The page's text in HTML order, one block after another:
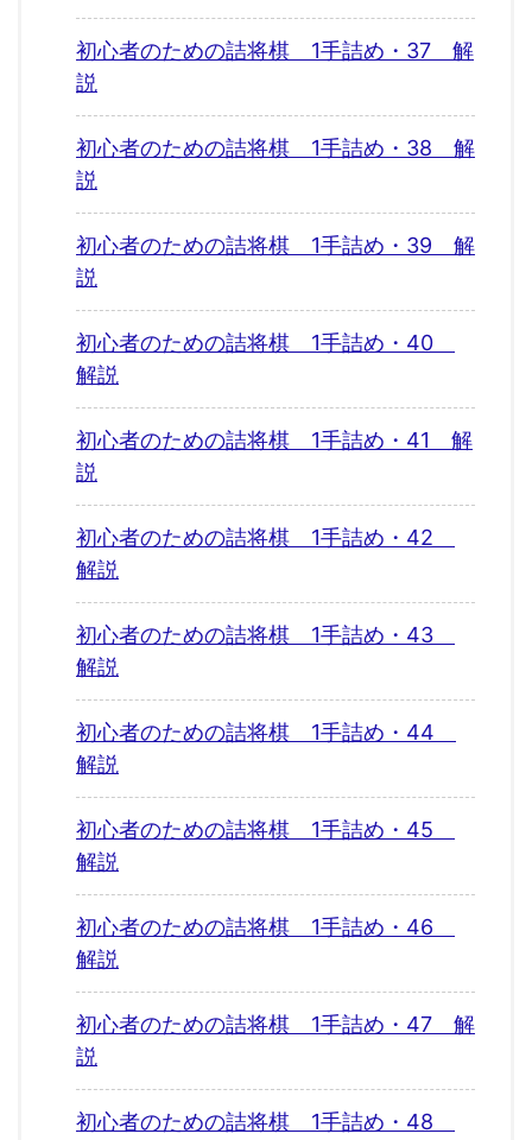
初心者のための詰将棋 1手詰め・37 解
説
初心者のための詰将棋 1手詰め・38 解
説
初心者のための詰将棋 1手詰め・39 解
説
初心者のための詰将棋 1手詰め・40
解説
初心者のための詰将棋 1手詰め・41 解
説
初心者のための詰将棋 1手詰め・42
解説
初心者のための詰将棋 1手詰め・43
解説
初心者のための詰将棋 1手詰め・44
解説
初心者のための詰将棋 1手詰め・45
解説
初心者のための詰将棋 1手詰め・46
解説
初心者のための詰将棋 1手詰め・47 解
説
初心者のための詰将棋 1手詰め・48